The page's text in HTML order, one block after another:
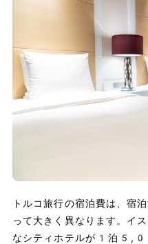
トルコ旅行の宿泊費は、宿
って大きく異なります。イ
なシティホテルが1泊